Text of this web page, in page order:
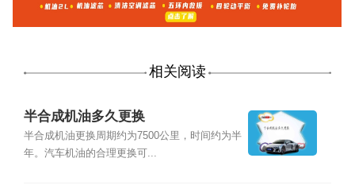
相关阅读
半合成机油多久更换
半合成机油更换周期约为7500公里，时间约为半
年。汽车机油的合理更换可...